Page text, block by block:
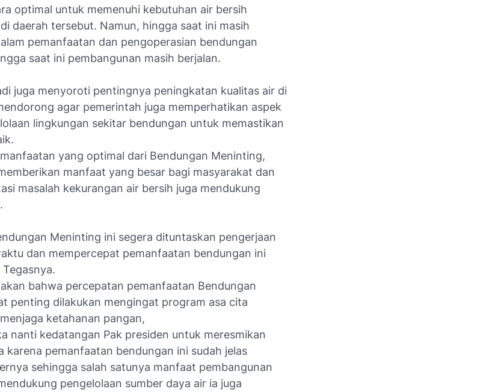
optimal untuk memenuhi kebutuhan air bersih
daerah tersebut. Namun, hingga saat ini masih
pemanfaatan dan pengoperasian bendungan
saat ini pembangunan masih berjalan.
juga menyoroti pentingnya peningkatan kualitas air di
agar pemerintah juga memperhatikan aspek
lingkungan sekitar bendungan untuk memastikan
yang optimal dari Bendungan Meninting,
manfaat yang besar bagi masyarakat dan
masalah kekurangan air bersih juga mendukung
Meninting ini segera dituntaskan pengerjaan
dan mempercepat pemanfaatan bendungan ini
bahwa percepatan pemanfaatan Bendungan
penting dilakukan mengingat program asa cita
ketahanan pangan,
nanti kedatangan Pak presiden untuk meresmikan
karena pemanfaatan bendungan ini sudah jelas
sehingga salah satunya manfaat pembangunan
pengelolaan sumber daya air ia juga